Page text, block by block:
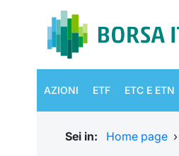
AZIONI ETF ETC E ETN
Sei in: Home page ›